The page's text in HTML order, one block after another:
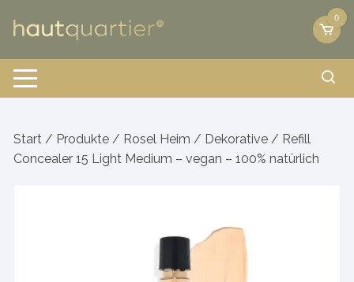
Inhalt
0
Start / Produkte / Rosel Heim / Dekorative / Refill
Concealer 15 Light Medium – vegan – 100% natürlich